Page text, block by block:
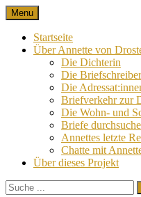
Skip
to
content
Nach 100 Jahren
Annette von Droste-Hülshoff
Menu
Startseite
Über Annette von
Die Dichterin
Die
Die
Briefverkehr zur
Die Wohn- und
Briefe
Annettes letzte
Chatte mit
Über dieses Projekt
Search